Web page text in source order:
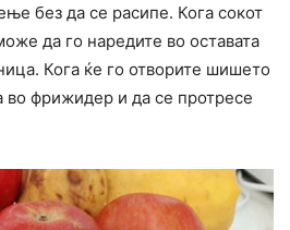
без да се расипе. Кога сокот
да го наредите во оставата
Кога ќе го отворите шишето
во фрижидер и да се протресе